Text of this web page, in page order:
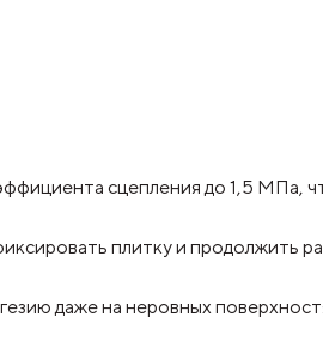
сцепления до 1,5 МПа,
плитку и продолжить
даже на неровных